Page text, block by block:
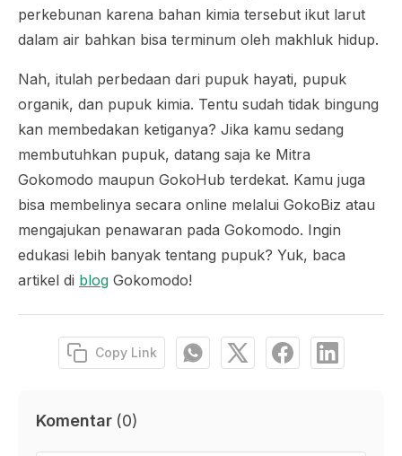
perkebunan karena bahan kimia tersebut ikut larut
dalam air bahkan bisa terminum oleh makhluk hidup.
Nah, itulah perbedaan dari pupuk hayati, pupuk
organik, dan pupuk kimia. Tentu sudah tidak bingung
kan membedakan ketiganya? Jika kamu sedang
membutuhkan pupuk, datang saja ke Mitra
Gokomodo maupun GokoHub terdekat. Kamu juga
bisa membelinya secara online melalui GokoBiz atau
mengajukan penawaran pada Gokomodo. Ingin
edukasi lebih banyak tentang pupuk? Yuk, baca
artikel di blog Gokomodo!
Copy Link
Komentar (0)